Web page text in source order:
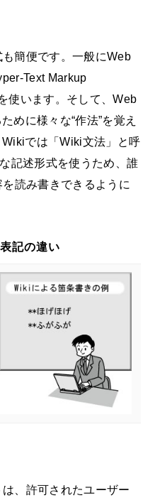
簡便です。一般にWeb
Text Markup
使います。そして、Web
めに様々な“作法”を覚え
では「Wiki文法」と呼
記述形式を使うため、誰
読み書きできるように
記の違い
、許可されたユーザー